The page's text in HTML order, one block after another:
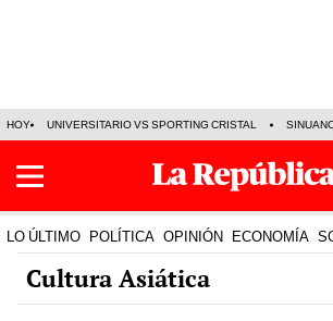
HOY UNIVERSITARIO VS SPORTING CRISTAL
LO ÚLTIMO POLÍTICA OPINIÓN ECONOMÍA
Cultura Asiática